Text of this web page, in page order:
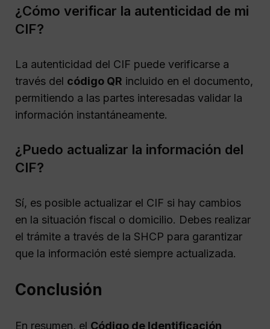
¿Cómo verificar la autenticidad de mi
CIF?
La autenticidad del CIF puede verificarse a
través del código QR incluido en el documento,
permitiendo a las partes interesadas validar la
información instantáneamente.
¿Puedo actualizar la información del
CIF?
Sí, es posible actualizar el CIF si hay cambios
en la situación fiscal o domicilio. Debes realizar
el trámite a través de la SHCP para garantizar
que la información esté siempre actualizada.
Conclusión
En resumen, el Código de Identificación